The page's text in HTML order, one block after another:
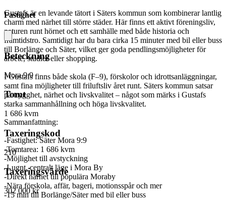
Gustafs är en levande tätort i Säters kommun som kombinerar lantlig
charm med närhet till större städer. Här finns ett aktivt föreningsliv,
naturen runt hörnet och ett samhälle med både historia och
framtidstro. Samtidigt har du bara cirka 15 minuter med bil eller buss
till Borlänge och Säter, vilket ger goda pendlingsmöjligheter för
arbete, studier eller shopping.
I Gustafs finns både skola (F–9), förskolor och idrottsanläggningar,
samt fina möjligheter till friluftsliv året runt. Säters kommun satsar
på trygghet, närhet och livskvalitet – något som märks i Gustafs
starka sammanhållning och höga livskvalitet.
Sammanfattning:
-Fastighet: Säter Mora 9:9
-Tomtarea: 1 686 kvm
-Möjlighet till avstyckning
-Lugnt, centralt läge i Mora By
-Direkt närhet till populära Moraby
-Nära förskola, affär, bageri, motionsspår och mer
-15 min till Borlänge/Säter med bil eller buss
Fastighet
Beteckning
Mora 9:9
Tomt
1 686 kvm
Taxeringskod
210
Taxeringsvärde
302 000 kr